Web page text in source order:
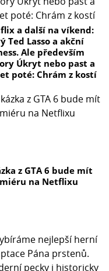
a další na víkend:
Ted Lasso a akční
Ale především
Úkryt nebo past a
poté: Chrám z kostí
z GTA 6 bude mít
na Netflixu